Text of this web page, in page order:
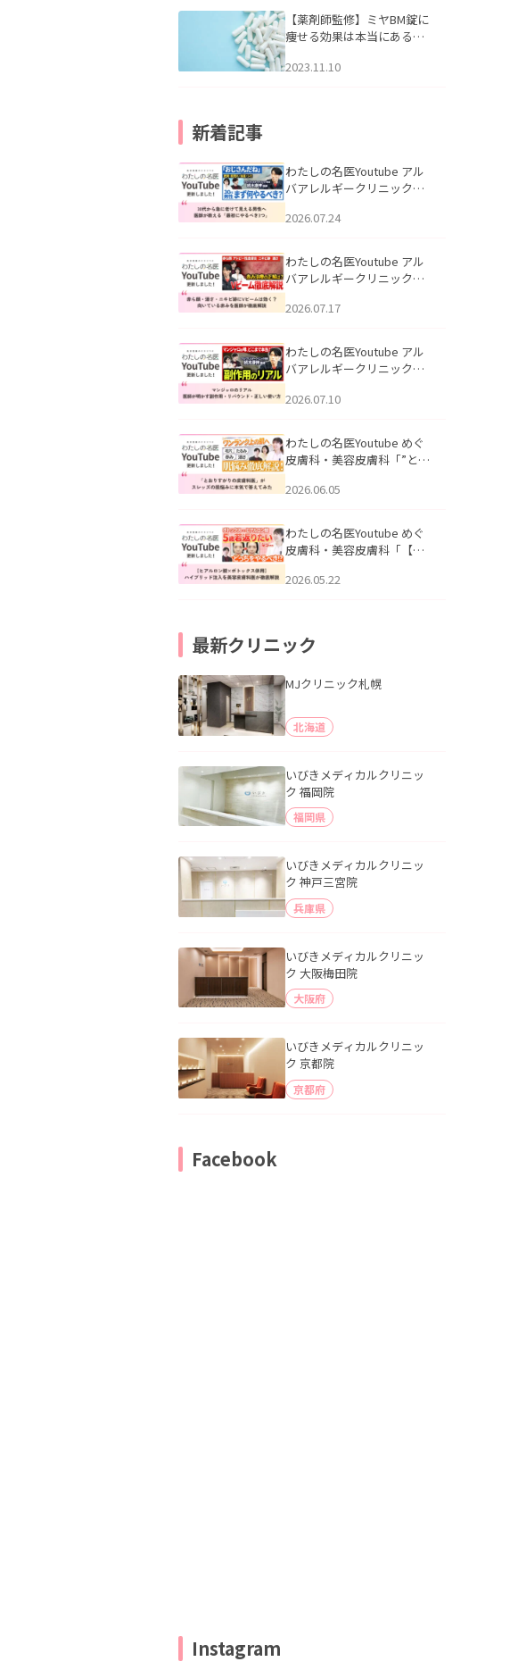
【薬剤師監修】ミヤBM錠に
痩せる効果は本当にある
2023.11.10
新着記事
わたしの名医Youtube アル
バアレルギークリニック札
える男性へ｜医師が教える
公開いたしました。
2026.07.24
わたしの名医Youtube アル
バアレルギークリニック札
跡にVビームは効く？向いて
説」を公開いたしました。
2026.07.17
わたしの名医Youtube アル
バアレルギークリニック札
医師が明かす副作用・リバ
公開いたしました。
2026.07.10
わたしの名医Youtube めぐ
皮膚科・美容皮膚科「”とお
ッズの肌悩みに本気で答え
た。
2026.06.05
わたしの名医Youtube めぐ
皮膚科・美容皮膚科「【ヒ
用】ハイブリッド注入を美
2026.05.22
最新クリニック
MJクリニック札幌
北海道
いびきメディカルクリニッ
ク 福岡院
福岡県
いびきメディカルクリニッ
ク 神戸三宮院
兵庫県
いびきメディカルクリニッ
ク 大阪梅田院
大阪府
いびきメディカルクリニッ
ク 京都院
京都府
Facebook
Instagram